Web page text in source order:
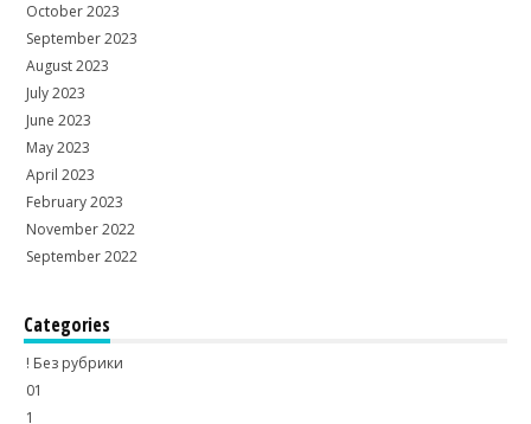
October 2023
September 2023
August 2023
July 2023
June 2023
May 2023
April 2023
February 2023
November 2022
September 2022
Categories
! Без рубрики
01
1